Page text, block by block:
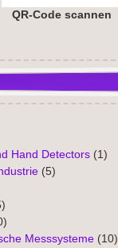
QR-Code scannen
Hand Detectors(1)
(5)
Messsysteme(10)